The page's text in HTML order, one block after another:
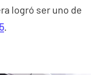
logró ser uno de
.